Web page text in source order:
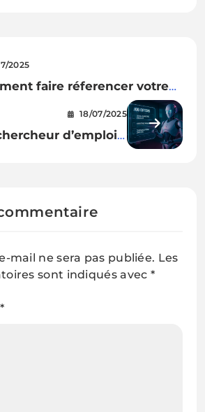
2025
votre
18/07/2025
d’emploi –
mail ne sera pas publiée. Les
sont indiqués avec *
*